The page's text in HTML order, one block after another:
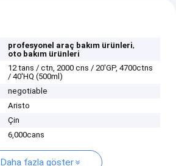
profesyonel araç bakım ürünleri,
oto bakım ürünleri
12 tans / ctn, 2000 cns / 20'GP, 4700ctns
/ 40'HQ (500ml)
negotiable
Aristo
Çin
6,000cans
Daha fazla göster